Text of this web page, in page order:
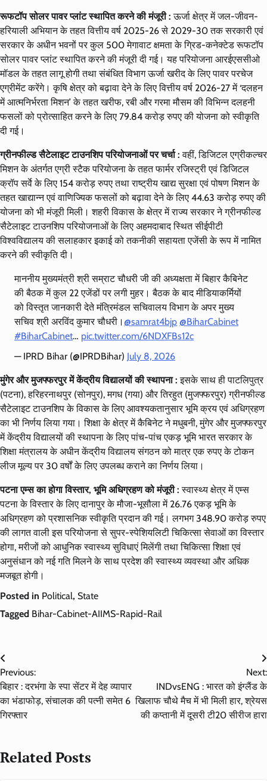
रूफटॉप सोलर पावर प्लांट स्थापित करने की मंजूरी :ऊर्जा क्षेत्र में जल-जीवन-
हरियाली अभियान के तहत वित्तीय वर्ष 2025-26 से 2029-30 तक सरकारी एवं
सरकार के अधीन भवनों पर कुल 500 मेगावाट क्षमता के ग्रिड-कनेक्टेड रूफटॉप
सोलर पावर प्लांट स्थापित करने की मंजूरी दी गई। यह परियोजना आरईएससीओ
मॉडल के तहत लागू होगी तथा संबंधित विभाग ऊर्जा खरीद के लिए पावर परचेज
एग्रीमेंट करेंगे। कृषि क्षेत्र को बढ़ावा देने के लिए वित्तीय वर्ष 2026-27 में ‘दलहन
में आत्मनिर्भरता मिशन’ के तहत खरीफ, रबी और गरमा मौसम की विभिन्न दलहनी
फसलों को प्रोत्साहित करने के लिए 79.84 करोड़ रुपए की योजना को स्वीकृति
दी गई।
ग्रीनफील्ड सैटेलाइट टाउनशिप परियोजनाओं पर चर्चा : वहीं, डिजिटल एग्रीकल्चर
मिशन के अंतर्गत एग्री स्टैक परियोजना के तहत फार्मर रजिस्ट्री एवं डिजिटल
क्रॉप सर्वे के लिए 154 करोड़ रुपए तथा राष्ट्रीय खाद्य सुरक्षा एवं पोषण मिशन के
तहत खाद्यान्न एवं वाणिज्यिक फसलों को बढ़ावा देने के लिए 44.63 करोड़ रुपए की
योजना को भी मंजूरी मिली। शहरी विकास के क्षेत्र में राज्य सरकार ने ग्रीनफील्ड
सैटेलाइट टाउनशिप परियोजनाओं के लिए अहमदाबाद स्थित सीईपीटी
विश्वविद्यालय की सलाहकार इकाई को तकनीकी सहायता एजेंसी के रूप में नामित
करने की स्वीकृति दी।
माननीय मुख्यमंत्री श्री सम्राट चौधरी जी की अध्यक्षता में बिहार कैबिनेट
की बैठक में कुल 22 एजेंडों पर लगी मुहर। ​बैठक के बाद मीडियाकर्मियों
को विस्तृत जानकारी देते मंत्रिमंडल सचिवालय विभाग के अपर मुख्य
सचिव श्री अरविंद कुमार चौधरी। @samrat4bjp @BiharCabinet
#BiharCabinet… pic.twitter.com/6NDXFBs12c
— IPRD Bihar (@IPRDBihar) July 8, 2026
मुंगेर और मुजफ्फरपुर में केंद्रीय विद्यालयों की स्थापना :इसके साथ ही पाटलिपुत्र
(पटना), हरिहरनाथपुर (सोनपुर), मगध (गया) और तिरहुत (मुजफ्फरपुर) ग्रीनफील्ड
सैटेलाइट टाउनशिप के विकास के लिए आवश्यकतानुसार भूमि क्रय एवं अधिग्रहण
का भी निर्णय लिया गया। शिक्षा के क्षेत्र में कैबिनेट ने मधुबनी, मुंगेर और मुजफ्फरपुर
में केंद्रीय विद्यालयों की स्थापना के लिए पांच-पांच एकड़ भूमि भारत सरकार के
शिक्षा मंत्रालय के अधीन केंद्रीय विद्यालय संगठन को मात्र एक रुपए के टोकन
लीज मूल्य पर 30 वर्षों के लिए उपलब्ध कराने का निर्णय लिया।
पटना एम्स का होगा विस्तार, भूमि अधिग्रहण को मंजूरी : स्वास्थ्य क्षेत्र में एम्स
पटना के विस्तार के लिए दानापुर के मौजा-भूसौला में 26.76 एकड़ भूमि के
अधिग्रहण को प्रशासनिक स्वीकृति प्रदान की गई। लगभग 348.90 करोड़ रुपए
की लागत वाली इस परियोजना से सुपर-स्पेशियलिटी चिकित्सा सेवाओं का विस्तार
होगा, मरीजों को आधुनिक स्वास्थ्य सुविधाएं मिलेंगी तथा चिकित्सा शिक्षा एवं
अनुसंधान को नई गति मिलने के साथ प्रदेश की स्वास्थ्य व्यवस्था और अधिक
मजबूत होगी।
Posted in Political, State
Tagged Bihar-Cabinet-AIIMS-Rapid-Rail
Post
navigation
Previous:
बिहार : दरभंगा के स्पा सेंटर में देह व्यापार
का भंडाफोड़, संचालक की पत्नी समेत 6
गिरफ्तार
Next:
INDvsENG : भारत को इंग्लैंड के
खिलाफ चौथे मैच में भी मिली हार, श्रेयस
की कप्तानी में दूसरी टी20 सीरीज हारा
Related Posts